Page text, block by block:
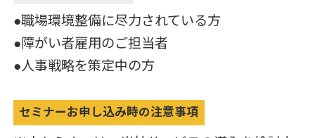
●職場環境整備に尽力されている方
●障がい者雇用のご担当者
●人事戦略を策定中の方
セミナーお申し込み時の注意事項